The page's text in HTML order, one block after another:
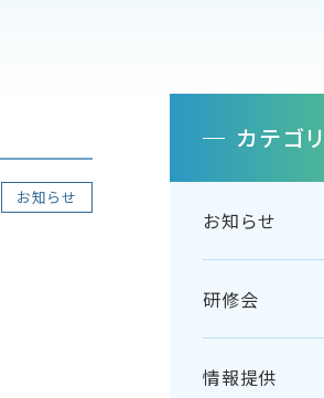
お知らせ
カテゴ
お知らせ
研修会
情報提供